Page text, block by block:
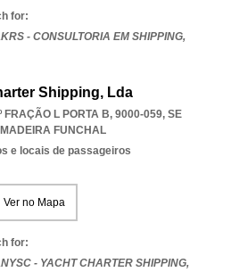
for:
KRS - CONSULTORIA EM SHIPPING,
Shipping, Lda
FRAÇÃO L PORTA B, 9000-059, SE
MADEIRA FUNCHAL
e locais de passageiros
Ver no Mapa
for:
NYSC - YACHT CHARTER SHIPPING,